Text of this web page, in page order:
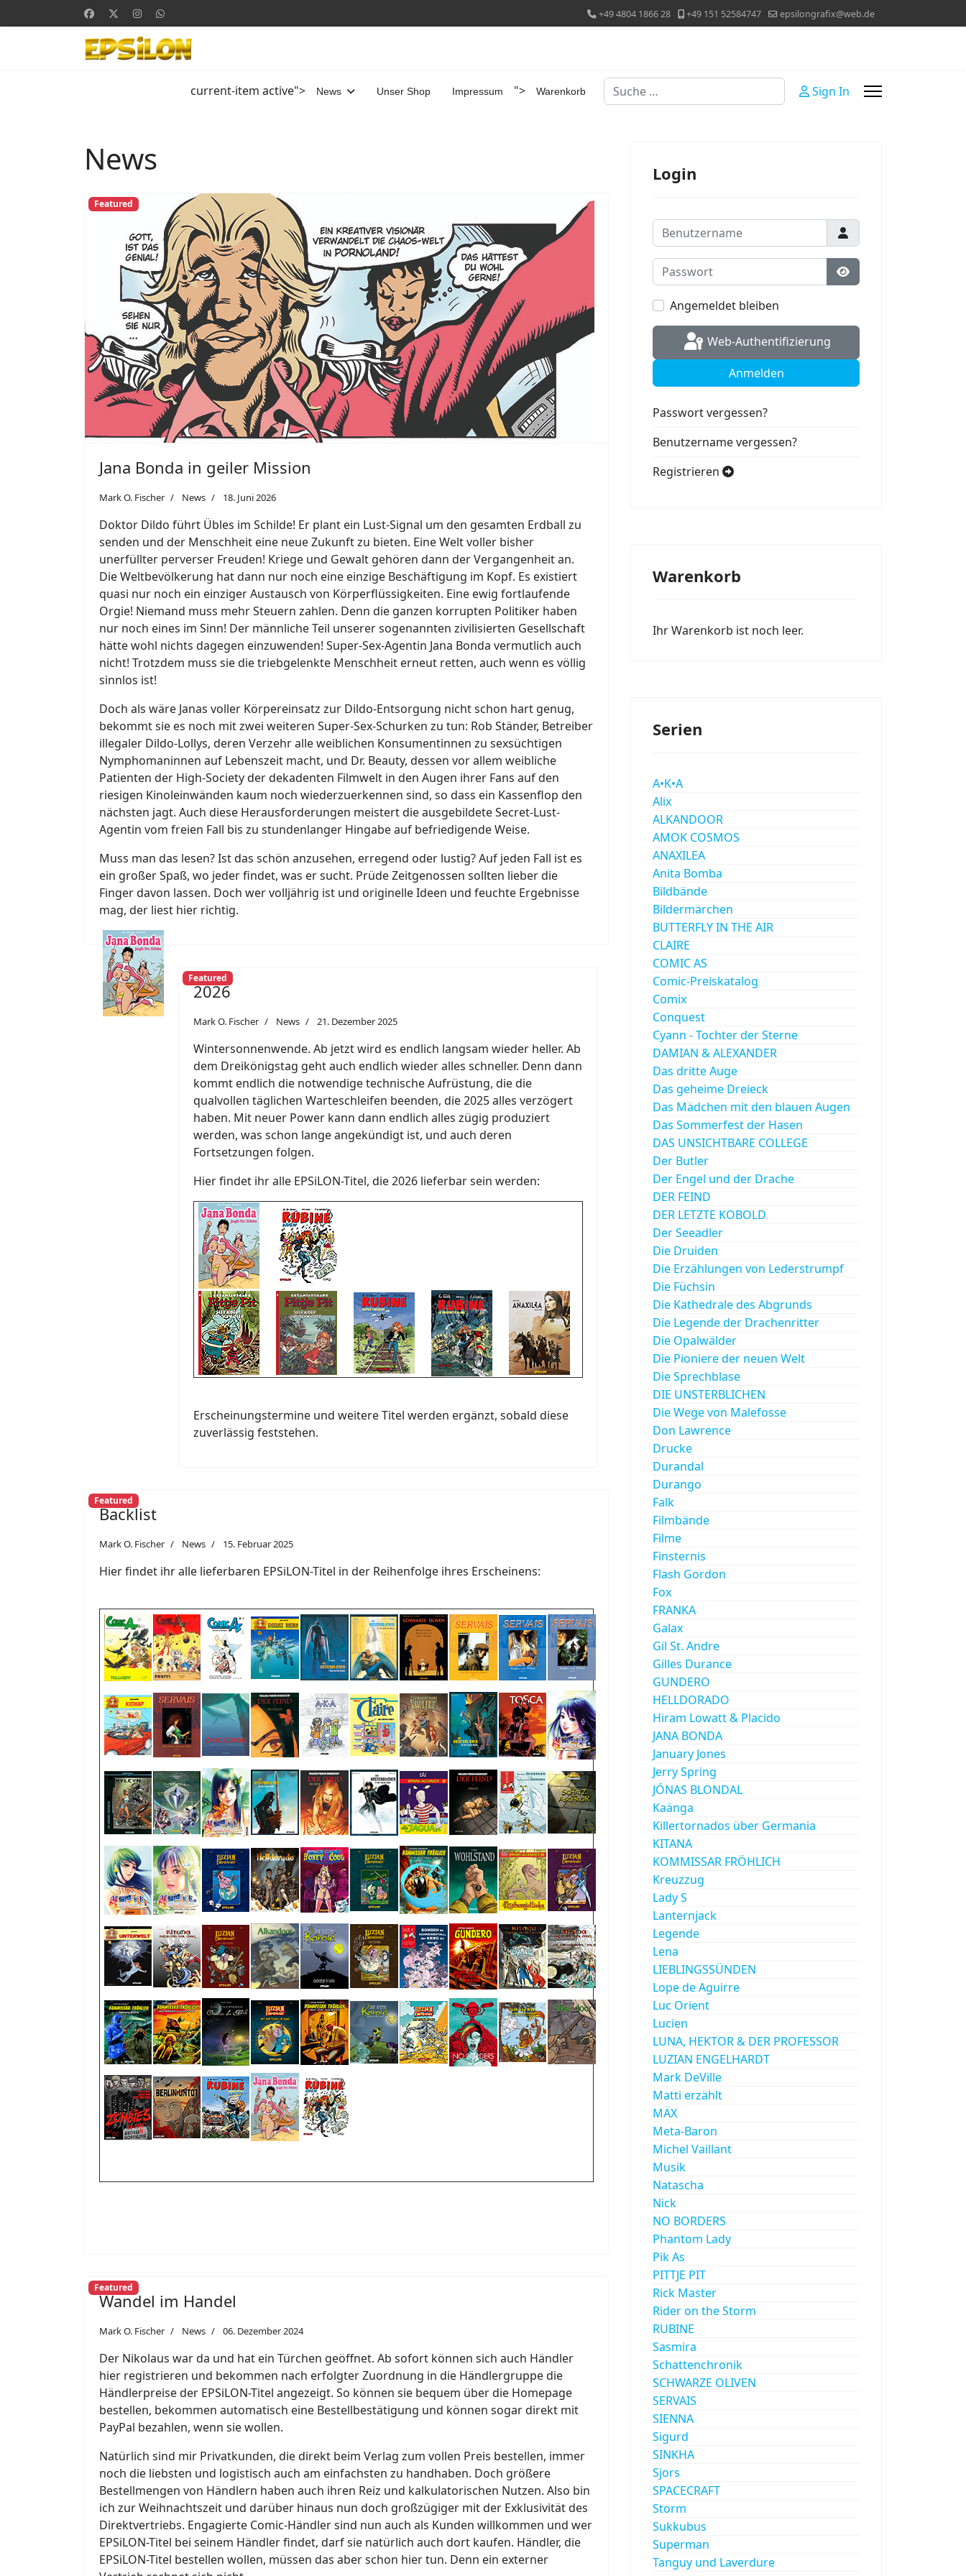
+49 4804 1866 28 +49 151 52584747 epsilongrafix@web.de
current-item active"> News Unser Shop Impressum "> Warenkorb Suchen Sign In
News
Featured
Jana Bonda in geiler Mission
Mark O. Fischer News 18. Juni 2026
Doktor Dildo führt Übles im Schilde! Er plant ein Lust-Signal um den gesamten Erdball zu
senden und der Menschheit eine neue Zukunft zu bieten. Eine Welt voller bisher
unerfüllter perverser Freuden! Kriege und Gewalt gehören dann der Vergangenheit an.
Die Weltbevölkerung hat dann nur noch eine einzige Beschäftigung im Kopf. Es existiert
quasi nur noch ein einziger Austausch von Körperflüssigkeiten. Eine ewig fortlaufende
Orgie! Niemand muss mehr Steuern zahlen. Denn die ganzen korrupten Politiker haben
nur noch eines im Sinn! Der männliche Teil unserer sogenannten zivilisierten Gesellschaft
hätte wohl nichts dagegen einzuwenden! Super-Sex-Agentin Jana Bonda vermutlich auch
nicht! Trotzdem muss sie die triebgelenkte Menschheit erneut retten, auch wenn es völlig
sinnlos ist!
Doch als wäre Janas voller Körpereinsatz zur Dildo-Entsorgung nicht schon hart genug,
bekommt sie es noch mit zwei weiteren Super-Sex-Schurken zu tun: Rob Ständer, Betreiber
illegaler Dildo-Lollys, deren Verzehr alle weiblichen Konsumentinnen zu sexsüchtigen
Nymphomaninnen auf Lebenszeit macht, und Dr. Beauty, dessen vor allem weibliche
Patienten der High-Society der dekadenten Filmwelt in den Augen ihrer Fans auf den
riesigen Kinoleinwänden kaum noch wiederzuerkennen sind, so dass ein Kassenflop den
nächsten jagt. Auch diese Herausforderungen meistert die ausgebildete Secret-Lust-
Agentin vom freien Fall bis zu stundenlanger Hingabe auf befriedigende Weise.
Muss man das lesen? Ist das schön anzusehen, erregend oder lustig? Auf jeden Fall ist es
ein großer Spaß, wo jeder findet, was er sucht. Prüde Zeitgenossen sollten lieber die
Finger davon lassen. Doch wer volljährig ist und originelle Ideen und feuchte Ergebnisse
mag, der liest hier richtig.
Featured
2026
Mark O. Fischer News 21. Dezember 2025
Wintersonnenwende. Ab jetzt wird es endlich langsam wieder heller. Ab
dem Dreikönigstag geht auch endlich wieder alles schneller. Denn dann
kommt endlich die notwendige technische Aufrüstung, die die
qualvollen täglichen Warteschleifen beenden, die 2025 alles verzögert
haben. Mit neuer Power kann dann endlich alles zügig produziert
werden, was schon lange angekündigt ist, und auch deren
Fortsetzungen folgen.
Hier findet ihr alle EPSiLON-Titel, die 2026 lieferbar sein werden:
Erscheinungstermine und weitere Titel werden ergänzt, sobald diese
zuverlässig feststehen.
Featured
Backlist
Mark O. Fischer News 15. Februar 2025
Hier findet ihr alle lieferbaren EPSiLON-Titel in der Reihenfolge ihres Erscheinens:
Featured
Wandel im Handel
Mark O. Fischer News 06. Dezember 2024
Der Nikolaus war da und hat ein Türchen geöffnet. Ab sofort können sich auch Händler
hier registrieren und bekommen nach erfolgter Zuordnung in die Händlergruppe die
Händlerpreise der EPSiLON-Titel angezeigt. So können sie bequem über die Homepage
bestellen, bekommen automatisch eine Bestellbestätigung und können sogar direkt mit
PayPal bezahlen, wenn sie wollen.
Natürlich sind mir Privatkunden, die direkt beim Verlag zum vollen Preis bestellen, immer
noch die liebsten und logistisch auch am einfachsten zu handhaben. Doch größere
Bestellmengen von Händlern haben auch ihren Reiz und kalkulatorischen Nutzen. Also bin
ich zur Weihnachtszeit und darüber hinaus nun doch großzügiger mit der Exklusivität des
Direktvertriebs. Engagierte Comic-Händler sind nun auch als Kunden willkommen und wer
EPSiLON-Titel bei seinem Händler findet, darf sie natürlich auch dort kaufen. Händler, die
EPSiLON-Titel bestellen wollen, müssen das aber schon hier tun. Denn ein externer
Login
Benutzername
Passwort
Passwort anzeigen
Angemeldet bleiben
Web-Authentifizierung
Anmelden
Passwort vergessen?
Benutzername vergessen?
Registrieren
Warenkorb
Ihr Warenkorb ist noch leer.
Serien
A•K•A
Alix
ALKANDOOR
AMOK COSMOS
ANAXILEA
Anita Bomba
Bildbände
Bildermärchen
BUTTERFLY IN THE AIR
CLAIRE
COMIC AS
Comic-Preiskatalog
Comix
Conquest
Cyann - Tochter der Sterne
DAMIAN & ALEXANDER
Das dritte Auge
Das geheime Dreieck
Das Mädchen mit den blauen Augen
Das Sommerfest der Hasen
DAS UNSICHTBARE COLLEGE
Der Butler
Der Engel und der Drache
DER FEIND
DER LETZTE KOBOLD
Der Seeadler
Die Druiden
Die Erzählungen von Lederstrumpf
Die Füchsin
Die Kathedrale des Abgrunds
Die Legende der Drachenritter
Die Opalwälder
Die Pioniere der neuen Welt
Die Sprechblase
DIE UNSTERBLICHEN
Die Wege von Malefosse
Don Lawrence
Drucke
Durandal
Durango
Falk
Filmbände
Filme
Finsternis
Flash Gordon
Fox
FRANKA
Galax
Gil St. Andre
Gilles Durance
GUNDERO
HELLDORADO
Hiram Lowatt & Placido
JANA BONDA
January Jones
Jerry Spring
JÓNAS BLONDAL
Kaänga
Killertornados über Germania
KITANA
KOMMISSAR FRÖHLICH
Kreuzzug
Lady S
Lanternjack
Legende
Lena
LIEBLINGSSÜNDEN
Lope de Aguirre
Luc Orient
Lucien
LUNA, HEKTOR & DER PROFESSOR
LUZIAN ENGELHARDT
Mark DeVille
Matti erzählt
MÄX
Meta-Baron
Michel Vaillant
Musik
Natascha
Nick
NO BORDERS
Phantom Lady
Pik As
PITTJE PIT
Rick Master
Rider on the Storm
RUBINE
Sasmira
Schattenchronik
SCHWARZE OLIVEN
SERVAIS
SIENNA
Sigurd
SINKHA
Sjors
SPACECRAFT
Storm
Sukkubus
Superman
Tanguy und Laverdure